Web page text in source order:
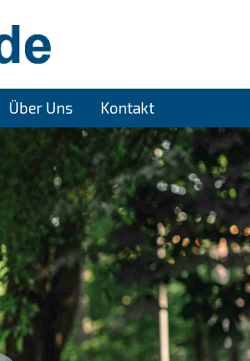
Über Uns Kontakt